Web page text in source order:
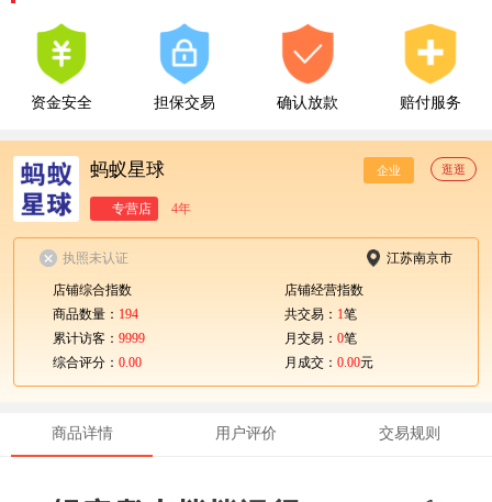
资金安全 担保交易 确认放款 赔付服务
蚂蚁星球 企业 逛逛
专营店 4年
执照未认证 江苏南京市
店铺综合指数
商品数量： 194
累计访客： 9999
综合评分： 0.00
店铺经营指数
共交易： 1笔
月交易： 0笔
月成交： 0.00元
商品详情 用户评价 交易规则